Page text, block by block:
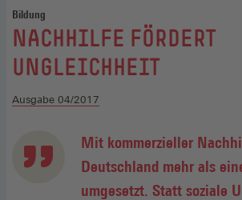
Bildung
:
NACHHILFE FÖRDERT
UNGLEICHHEIT
Ausgabe 04/2017
Mit kommerzieller
Deutschland mehr als
umgesetzt. Statt soziale